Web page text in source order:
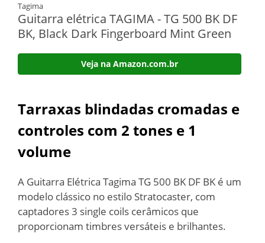
Tagima
Guitarra elétrica TAGIMA - TG 500 BK DF
BK, Black Dark Fingerboard Mint Green
Veja na Amazon.com.br
Tarraxas blindadas cromadas e
controles com 2 tones e 1
volume
A Guitarra Elétrica Tagima TG 500 BK DF BK é um
modelo clássico no estilo Stratocaster, com
captadores 3 single coils cerâmicos que
proporcionam timbres versáteis e brilhantes.